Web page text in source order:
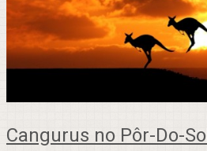
Cangurus no Pôr-Do-Sol